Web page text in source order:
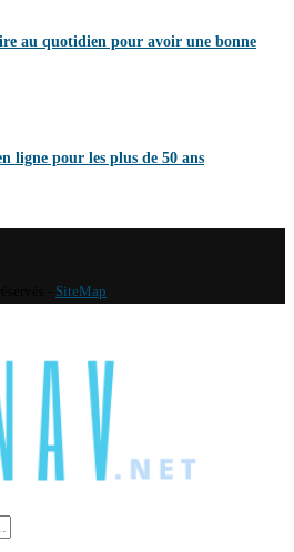
au quotidien pour avoir une bonne
ligne pour les plus de 50 ans
SiteMap